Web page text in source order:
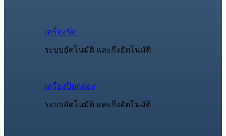
เครื่องรัด
ระบบอัตโนมัติ และกึ่งอัตโนมัติ
เครื่องปิดกล่อง
ระบบอัตโนมัติ และกึ่งอัตโนมัติ